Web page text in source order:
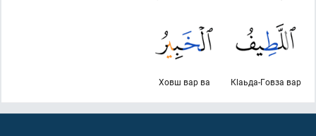
Кlаьда-Говза вар
Ховш вар ва